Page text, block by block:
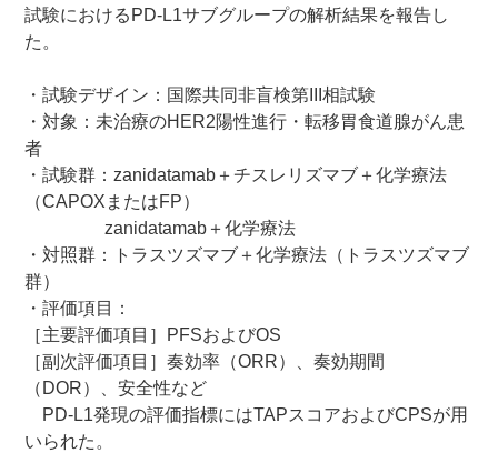
試験におけるPD-L1サブグループの解析結果を報告し
た。
・試験デザイン：国際共同非盲検第III相試験
・対象：未治療のHER2陽性進行・転移胃食道腺がん患
者
・試験群：zanidatamab＋チスレリズマブ＋化学療法
（CAPOXまたはFP）
zanidatamab＋化学療法
・対照群：トラスツズマブ＋化学療法（トラスツズマブ
群）
・評価項目：
［主要評価項目］PFSおよびOS
［副次評価項目］奏効率（ORR）、奏効期間
（DOR）、安全性など
PD-L1発現の評価指標にはTAPスコアおよびCPSが用
いられた。